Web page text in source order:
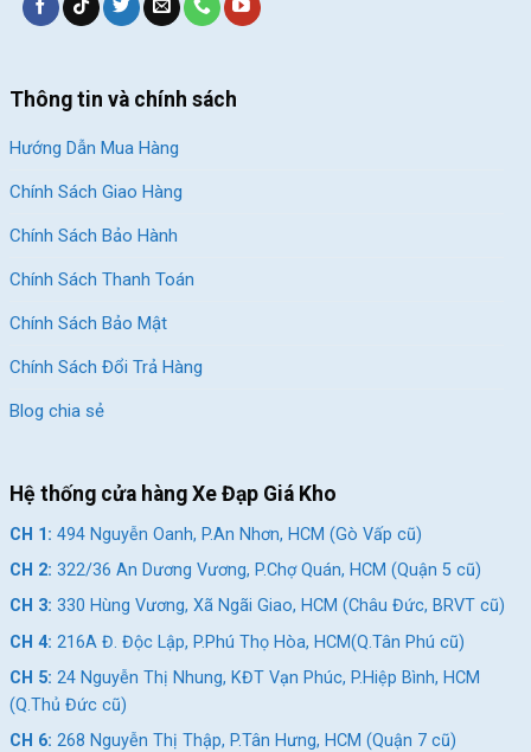
Thông tin và chính sách
Hướng Dẫn Mua Hàng
Chính Sách Giao Hàng
Chính Sách Bảo Hành
Chính Sách Thanh Toán
Chính Sách Bảo Mật
Chính Sách Đổi Trả Hàng
Blog chia sẻ
Hệ thống cửa hàng Xe Đạp Giá Kho
CH 1: 494 Nguyễn Oanh, P.An Nhơn, HCM (Gò Vấp cũ)
CH 2: 322/36 An Dương Vương, P.Chợ Quán, HCM (Quận 5 cũ)
CH 3: 330 Hùng Vương, Xã Ngãi Giao, HCM (Châu Đức, BRVT cũ)
CH 4: 216A Đ. Độc Lập, P.Phú Thọ Hòa, HCM(Q.Tân Phú cũ)
CH 5: 24 Nguyễn Thị Nhung, KĐT Vạn Phúc, P.Hiệp Bình, HCM
(Q.Thủ Đức cũ)
CH 6: 268 Nguyễn Thị Thập, P.Tân Hưng, HCM (Quận 7 cũ)